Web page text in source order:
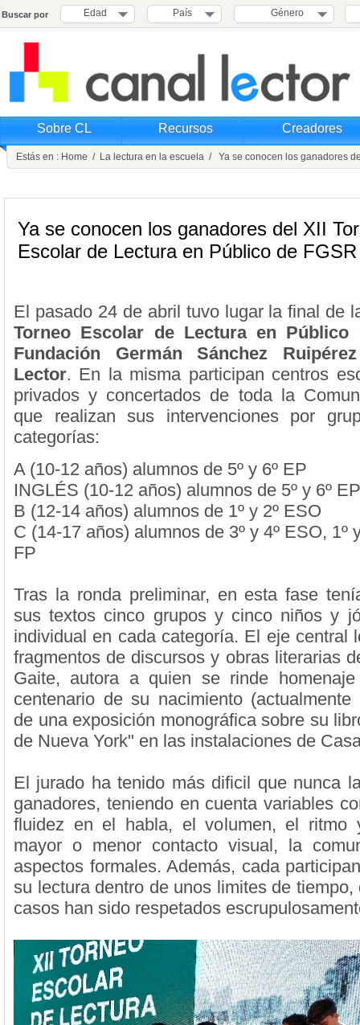
Buscar por Edad País Género
Sobre CL Recursos Creadores
Estás en : Home / La lectura en la escuela / Ya se conocen los ganadores
Ya se conocen los ganadores del XII
Escolar de Lectura en Público de FGSR
El pasado 24 de abril tuvo lugar la final de
Torneo Escolar de Lectura en Público
Fundación Germán Sánchez Ruipérez
Lector. En la misma participan centros
privados y concertados de toda la
que realizan sus intervenciones por
categorías:
A (10-12 años) alumnos de 5º y 6º EP
INGLÉS (10-12 años) alumnos de 5º y 6º EP
B (12-14 años) alumnos de 1º y 2º ESO
C (14-17 años) alumnos de 3º y 4º ESO, 1º
FP
Tras la ronda preliminar, en esta fase
sus textos cinco grupos y cinco niños y
individual en cada categoría. El eje central
fragmentos de discursos y obras literarias
Gaite, autora a quien se rinde
centenario de su nacimiento (actualmente
de una exposición monográfica sobre su
de Nueva York" en las instalaciones de
El jurado ha tenido más dificil que nunca
ganadores, teniendo en cuenta variables
fluidez en el habla, el volumen, el ritmo
mayor o menor contacto visual, la
aspectos formales. Además, cada
su lectura dentro de unos limites de
casos han sido respetados